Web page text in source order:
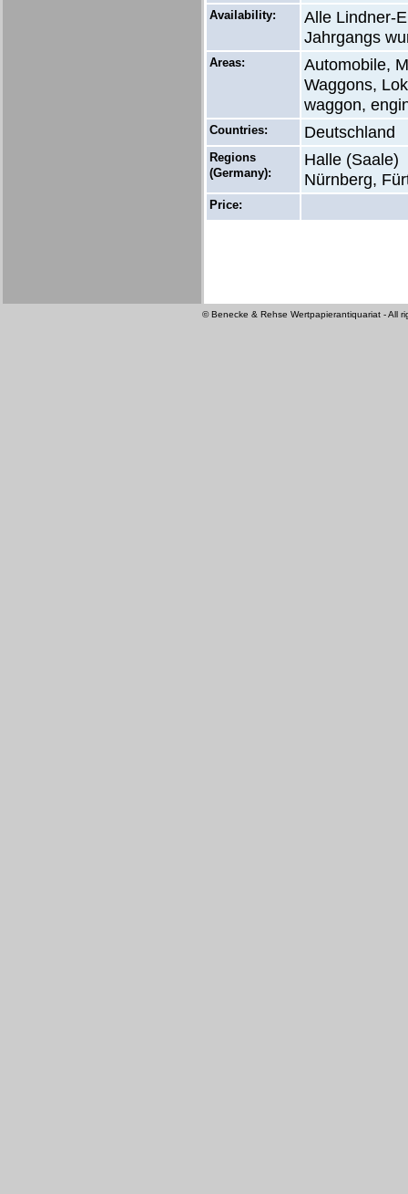
Availability:
Alle Lindner-
Jahrgangs
Areas:
Automobile,
Waggons,
waggon,
Countries: Deutschland
Regions
(Germany):
Halle (Saale)
Nürnberg,
Price:
© Benecke & Rehse Wertpapierantiquariat - All